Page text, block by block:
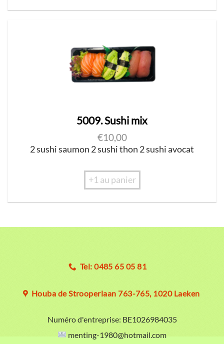
5009. Sushi mix
€10,00
2 sushi saumon 2 sushi thon 2 sushi avocat
+1 au panier
Tel: 0485 65 05 81
Houba de Strooperlaan 763-765, 1020 Laeken
Numéro d'entreprise: BE1026984035
menting-1980@hotmail.com